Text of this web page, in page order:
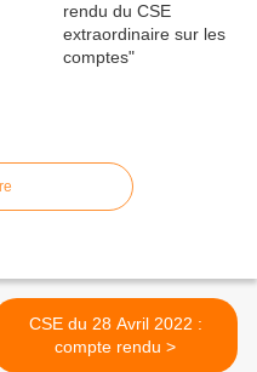
CSE du 28 Avril 2022 :
compte rendu >